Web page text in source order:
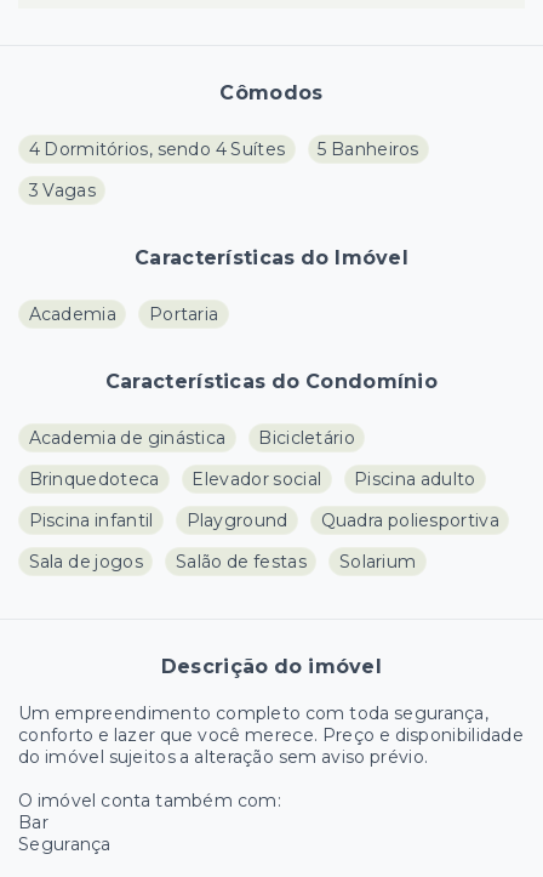
Cômodos
4 Dormitórios, sendo 4 Suítes
5 Banheiros
3 Vagas
Características do Imóvel
Academia Portaria
Características do Condomínio
Academia de ginástica
Bicicletário
Brinquedoteca
Elevador social
Piscina adulto
Piscina infantil
Playground
Quadra poliesportiva
Sala de jogos
Salão de festas Solarium
Descrição do imóvel
Um empreendimento completo com toda segurança,
conforto e lazer que você merece. Preço e disponibilidade
do imóvel sujeitos a alteração sem aviso prévio.
O imóvel conta também com:
Bar
Segurança